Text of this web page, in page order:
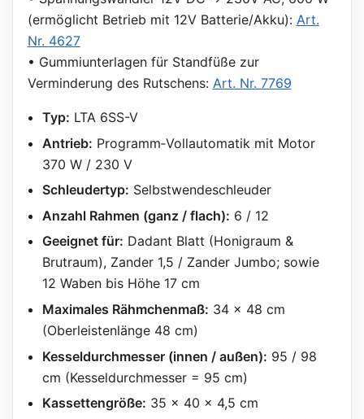
(ermöglicht Betrieb mit 12V Batterie/Akku): Art.
Nr. 4627
• Gummiunterlagen für Standfüße zur
Verminderung des Rutschens: Art. Nr. 7769
Typ: LTA 6SS-V
Antrieb: Programm‑Vollautomatik mit Motor
370 W / 230 V
Schleudertyp: Selbstwendeschleuder
Anzahl Rahmen (ganz / flach): 6 / 12
Geeignet für: Dadant Blatt (Honigraum &
Brutraum), Zander 1,5 / Zander Jumbo; sowie
12 Waben bis Höhe 17 cm
Maximales Rähmchenmaß: 34 x 48 cm
(Oberleistenlänge 48 cm)
Kesseldurchmesser (innen / außen): 95 / 98
cm (Kesseldurchmesser = 95 cm)
Kassettengröße: 35 x 40 x 4,5 cm